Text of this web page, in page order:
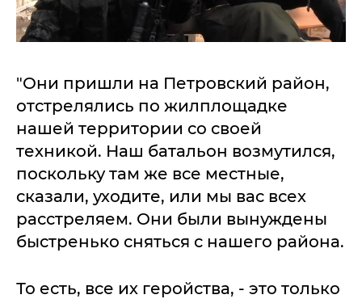
"Они пришли на Петровский район,
отстрелялись по жилплощадке
нашей территории со своей
техникой. Наш батальон возмутился,
поскольку там же все местные,
сказали, уходите, или мы вас всех
расстреляем. Они были вынуждены
быстренько сняться с нашего района.
То есть, все их геройства, - это только